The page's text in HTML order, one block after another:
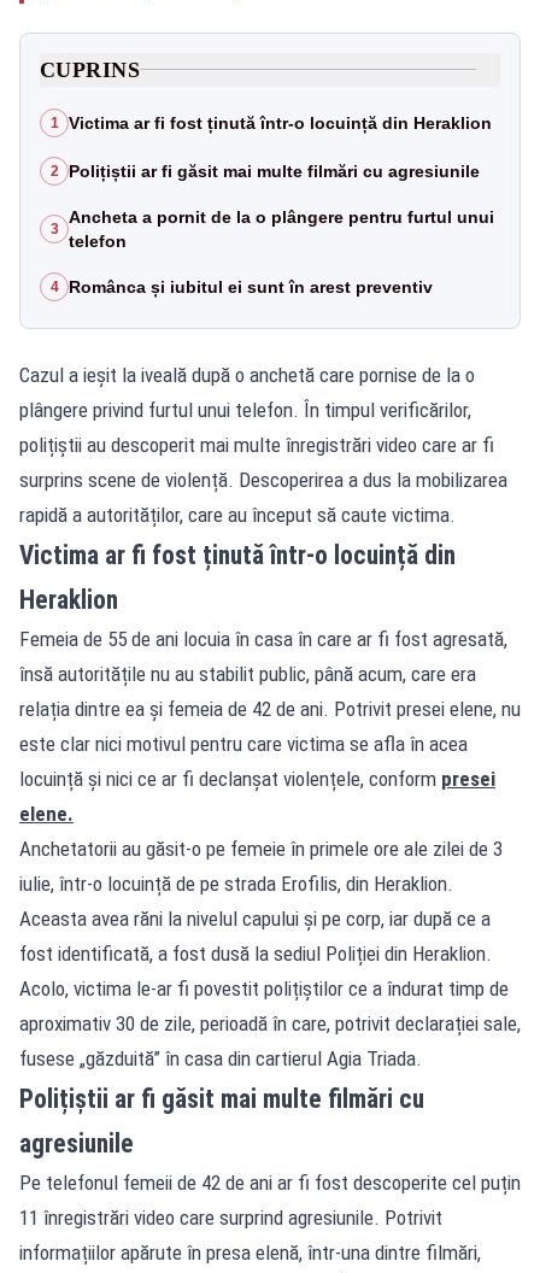
CUPRINS
1 Victima ar fi fost ținută într-o locuință din Heraklion
2 Polițiștii ar fi găsit mai multe filmări cu agresiunile
3
Ancheta a pornit de la o plângere pentru furtul unui
telefon
4 Românca și iubitul ei sunt în arest preventiv
Cazul a ieșit la iveală după o anchetă care pornise de la o
plângere privind furtul unui telefon. În timpul verificărilor,
polițiștii au descoperit mai multe înregistrări video care ar fi
surprins scene de violență. Descoperirea a dus la mobilizarea
rapidă a autorităților, care au început să caute victima.
Victima ar fi fost ținută într-o locuință din
Heraklion
Femeia de 55 de ani locuia în casa în care ar fi fost agresată,
însă autoritățile nu au stabilit public, până acum, care era
relația dintre ea și femeia de 42 de ani. Potrivit presei elene, nu
este clar nici motivul pentru care victima se afla în acea
locuință și nici ce ar fi declanșat violențele, conform presei
elene.
Anchetatorii au găsit-o pe femeie în primele ore ale zilei de 3
iulie, într-o locuință de pe strada Erofilis, din Heraklion.
Aceasta avea răni la nivelul capului și pe corp, iar după ce a
fost identificată, a fost dusă la sediul Poliției din Heraklion.
Acolo, victima le-ar fi povestit polițiștilor ce a îndurat timp de
aproximativ 30 de zile, perioadă în care, potrivit declarației sale,
fusese „găzduită” în casa din cartierul Agia Triada.
Polițiștii ar fi găsit mai multe filmări cu
agresiunile
Pe telefonul femeii de 42 de ani ar fi fost descoperite cel puțin
11 înregistrări video care surprind agresiunile. Potrivit
informațiilor apărute în presa elenă, într-una dintre filmări,